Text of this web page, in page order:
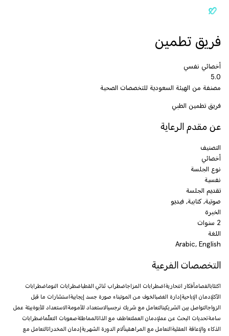
فريق تطمين
أخصائي نفسي
5.0
مصنفة من الهيئة السعودية للتخصصات الصحية
فريق تطمين الطبي
عن مقدم الرعاية
التصنيف
أخصائي
نوع الجلسة
نفسية
تقديم الجلسة
صوتية, كتابية, فيديو
الخبرة
2 سنوات
اللغة
Arabic, English
التخصصات الفرعية
اكتئابالفصامأفكار انتحارية اضطرابات المزاجاضطراب ثنائي القطباضطرابات النوماضطرابات
الأكلإدمان الإباحية إدارة الغضبالخوف من الموتبناء صورة جسد إيجابية استشارات ما قبل
الزواجالتواصل بين الشريكينالتعامل مع شريك نرجسيالاستعداد للأمومة الاستعداد للأبوةبيئة عمل
سامةتحديات البحث عن عملإدمان العملتعاطف مع الذاتالمماطلةصعوبات التعلّماضطرابات
الذكاء والإعاقة العقلية التعامل مع المراهقينآلام الدورة الشهرية إدمان المخدراتالتعامل مع